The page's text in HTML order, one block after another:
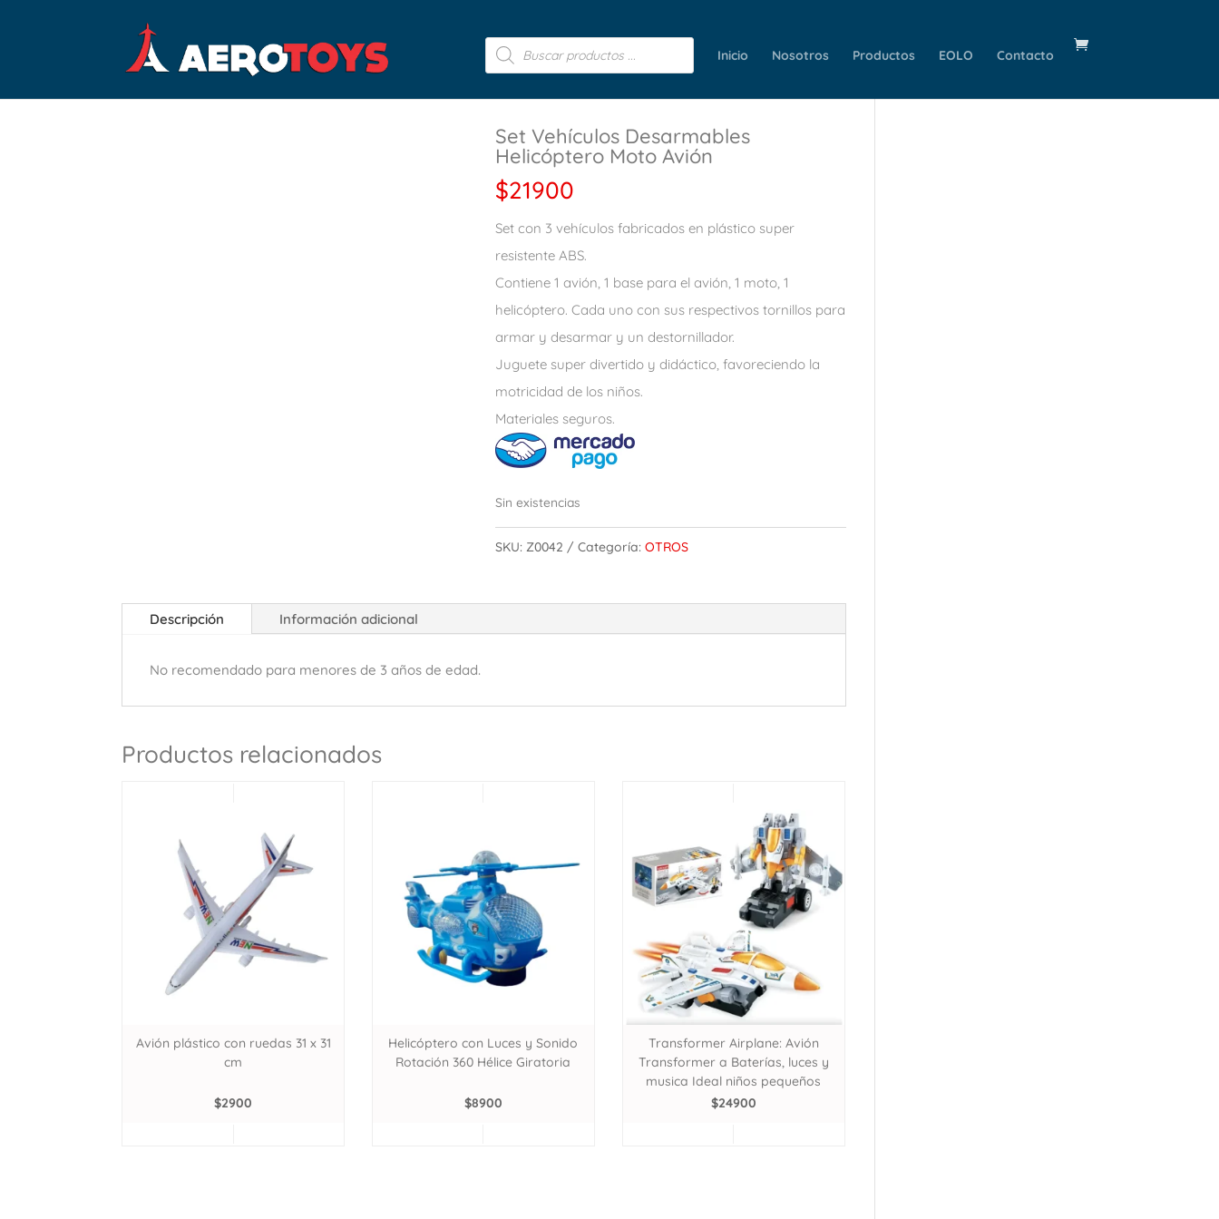
Búsqueda
de
productos
Inicio Nosotros Productos EOLO Contacto
Set Vehículos Desarmables
Helicóptero Moto Avión
$21900
Set con 3 vehículos fabricados en plástico super
resistente ABS.
Contiene 1 avión, 1 base para el avión, 1 moto, 1
helicóptero. Cada uno con sus respectivos tornillos para
armar y desarmar y un destornillador.
Juguete super divertido y didáctico, favoreciendo la
motricidad de los niños.
Materiales seguros.
Sin existencias
SKU: Z0042 Categoría: OTROS
Descripción Información adicional
No recomendado para menores de 3 años de edad.
Productos relacionados
Avión plástico con ruedas 31 x 31
cm
$2900
Helicóptero con Luces y Sonido
Rotación 360 Hélice Giratoria
$8900
Transformer Airplane: Avión
Transformer a Baterías, luces y
musica Ideal niños pequeños
$24900